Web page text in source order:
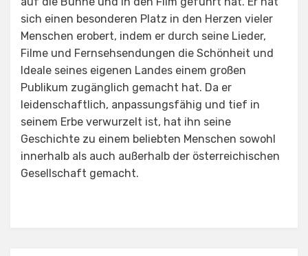
sich einen besonderen Platz in den Herzen vieler
Menschen erobert, indem er durch seine Lieder,
Filme und Fernsehsendungen die Schönheit und
Ideale seines eigenen Landes einem großen
Publikum zugänglich gemacht hat. Da er
leidenschaftlich, anpassungsfähig und tief in
seinem Erbe verwurzelt ist, hat ihn seine
Geschichte zu einem beliebten Menschen sowohl
innerhalb als auch außerhalb der österreichischen
Gesellschaft gemacht.